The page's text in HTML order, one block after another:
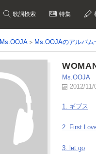
歌詞検索 特集
Ms.OOJA Ms.OOJAのアルバム
Ms.OOJA
2012/11/
1. ギブス
2. First
3. let go